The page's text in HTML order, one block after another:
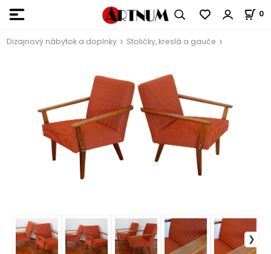
0
Dizajnový nábytok a doplnky Stoličky, kreslá a gauče